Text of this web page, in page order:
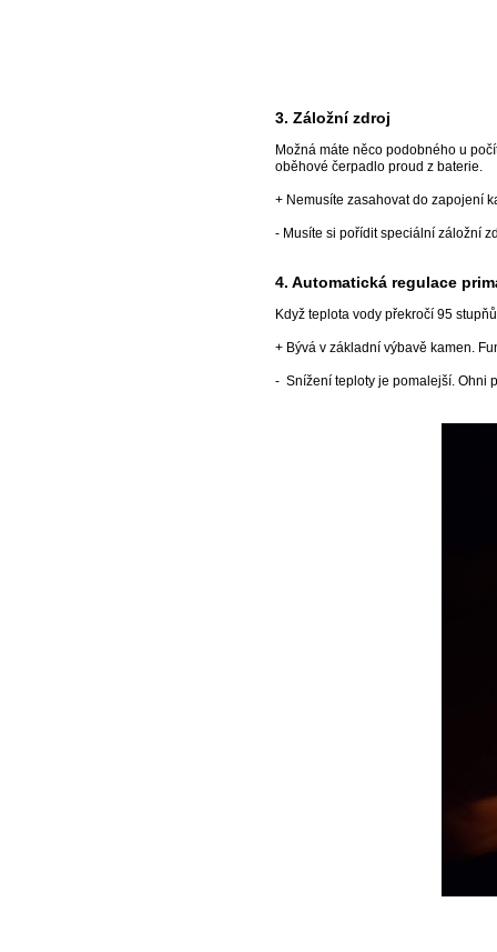
3. Záložní zdroj
Možná máte něco podobného u
oběhové čerpadlo proud z baterie.
+ Nemusíte zasahovat do zapojení
- Musíte si pořídit speciální záložní
4. Automatická regulace
Když teplota vody překročí 95
+ Bývá v základní výbavě kamen.
- Snížení teploty je pomalejší. Ohni